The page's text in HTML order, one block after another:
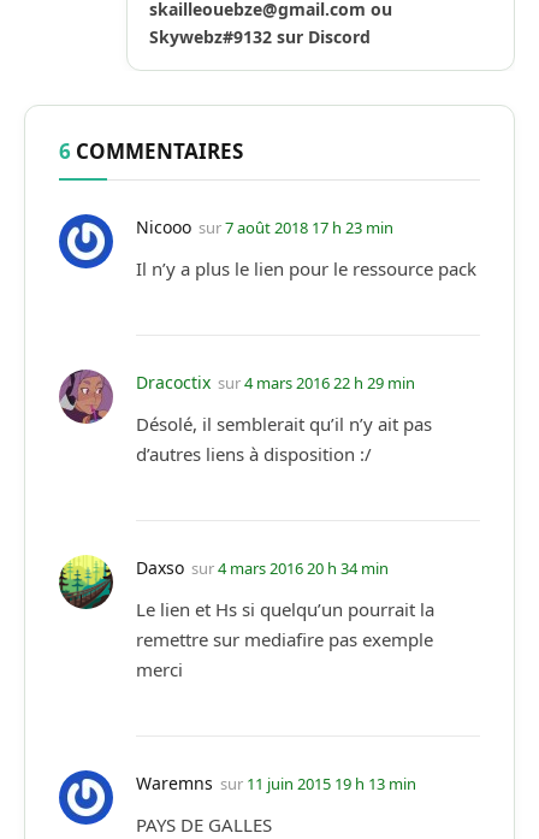
skailleouebze@gmail.com ou
Skywebz#9132 sur Discord
6 COMMENTAIRES
Nicooo sur7 août 2018 17 h 23 min
Il n’y a plus le lien pour le ressource pack
Dracoctix sur4 mars 2016 22 h 29 min
Désolé, il semblerait qu’il n’y ait pas
d’autres liens à disposition :/
Daxso sur4 mars 2016 20 h 34 min
Le lien et Hs si quelqu’un pourrait la
remettre sur mediafire pas exemple
merci
Waremns sur 11 juin 2015 19 h 13 min
PAYS DE GALLES